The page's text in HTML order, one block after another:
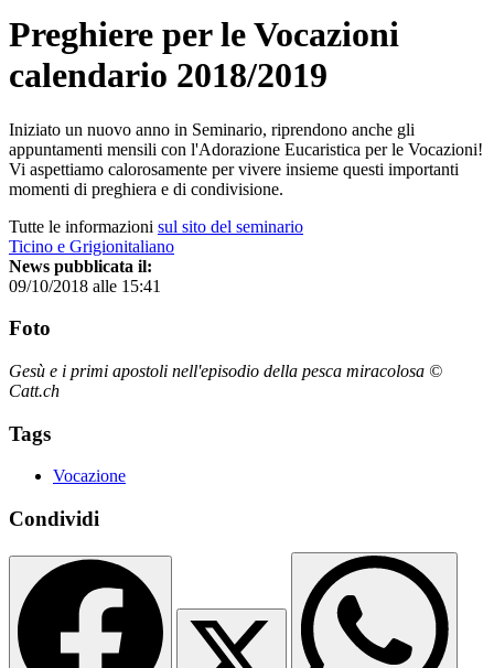
Preghiere per le Vocazioni
calendario 2018/2019
Iniziato un nuovo anno in Seminario, riprendono anche gli
appuntamenti mensili con l'Adorazione Eucaristica per le Vocazioni!
Vi aspettiamo calorosamente per vivere insieme questi importanti
momenti di preghiera e di condivisione.
Tutte le informazioni sul sito del seminario
Ticino e Grigionitaliano
News pubblicata il:
09/10/2018 alle 15:41
Foto
Gesù e i primi apostoli nell'episodio della pesca miracolosa ©
Catt.ch
Tags
Vocazione
Condividi